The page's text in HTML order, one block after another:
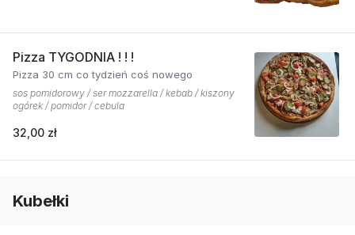
Pizza TYGODNIA ! ! !
Pizza 30 cm co tydzień coś nowego
sos pomidorowy / ser mozzarella / kebab / kiszony
ogórek / pomidor / cebula
32,00 zł
Kubełki